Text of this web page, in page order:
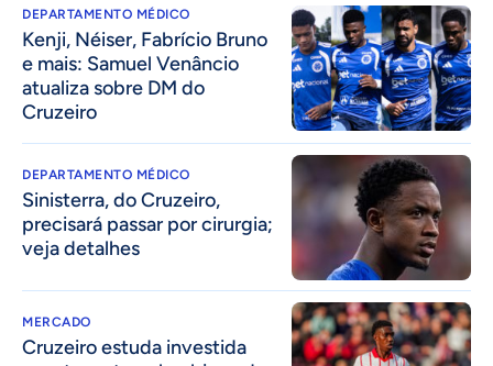
DEPARTAMENTO MÉDICO
Kenji, Néiser, Fabrício Bruno
e mais: Samuel Venâncio
atualiza sobre DM do
Cruzeiro
DEPARTAMENTO MÉDICO
Sinisterra, do Cruzeiro,
precisará passar por cirurgia;
veja detalhes
MERCADO
Cruzeiro estuda investida